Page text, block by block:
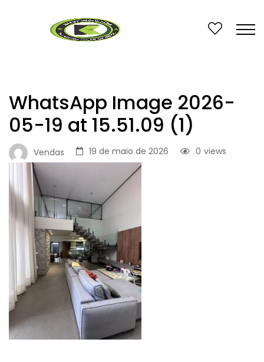
WhatsApp Image 2026-
05-19 at 15.51.09 (1)
Vendas 19 de maio de 2026 views
0